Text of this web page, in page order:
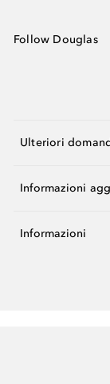
Follow Douglas
Ulteriori
Informazioni
Informazioni